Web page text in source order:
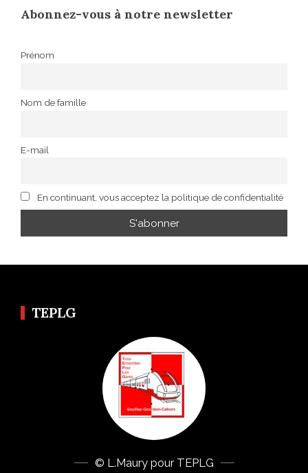
Abonnez-vous à notre newsletter
Prénom
Nom de famille
E-mail
En continuant, vous acceptez la politique de confidentialité
TEPLG
© L.Maury pour TEPLG